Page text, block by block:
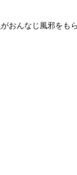
おんなじ風邪をも